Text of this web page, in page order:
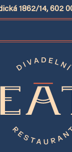
1862/14, 602